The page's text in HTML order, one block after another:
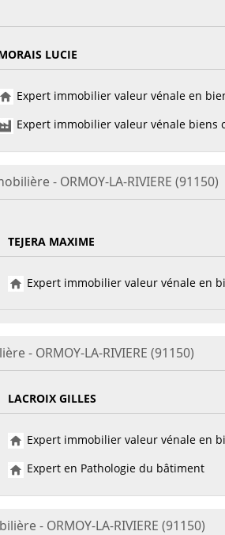
LUCIE
Expert immobilier valeur vénale en
Expert immobilier valeur vénale biens
- ORMOY-LA-RIVIERE (91150)
TEJERA MAXIME
Expert immobilier valeur vénale en
- ORMOY-LA-RIVIERE (91150)
LACROIX GILLES
Expert immobilier valeur vénale en
Expert en Pathologie du bâtiment
- ORMOY-LA-RIVIERE (91150)